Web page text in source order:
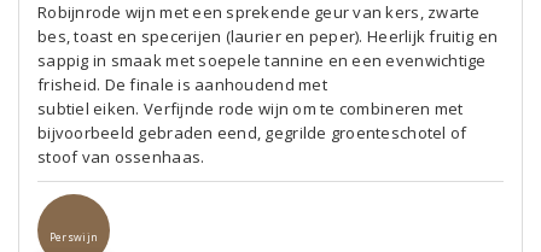
Robijnrode wijn met een sprekende geur van kers, zwarte
bes, toast en specerijen (laurier en peper). Heerlijk fruitig en
sappig in smaak met soepele tannine en een evenwichtige
frisheid. De finale is aanhoudend met
subtiel eiken. Verfijnde rode wijn om te combineren met
bijvoorbeeld gebraden eend, gegrilde groenteschotel of
stoof van ossenhaas.
Perswijn